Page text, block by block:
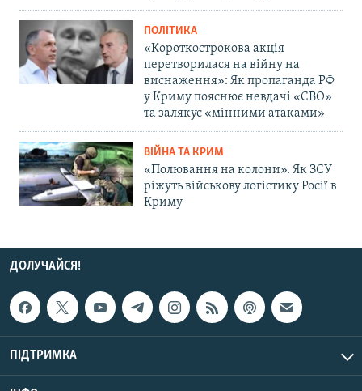
ПОЛІТИКА
«Короткострокова акція
перетворилася на війну на
виснаження»: Як пропаганда РФ
у Криму пояснює невдачі «СВО»
та залякує «мінними атаками»
ВІЙНА ТА КРИМ
«Полювання на колони». Як ЗСУ
ріжуть військову логістику Росії в
Криму
ДОЛУЧАЙСЯ!
ПІДТРИМКА